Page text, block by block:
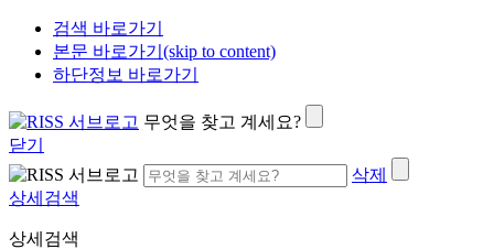
검색 바로가기
본문 바로가기(skip to content)
하단정보 바로가기
무엇을 찾고 계세요?
닫기
삭제
상세검색
상세검색